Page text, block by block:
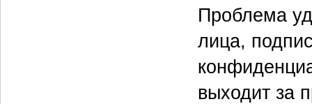
Проблема
лица,
выходит за